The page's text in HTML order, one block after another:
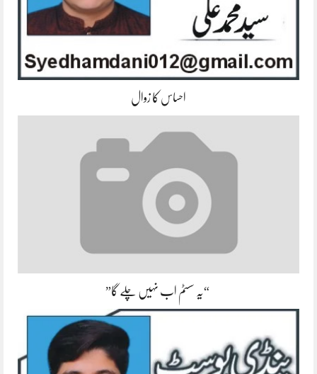
احساس کا زوال
“یہ سسٹم اب نہیں چلے گا”